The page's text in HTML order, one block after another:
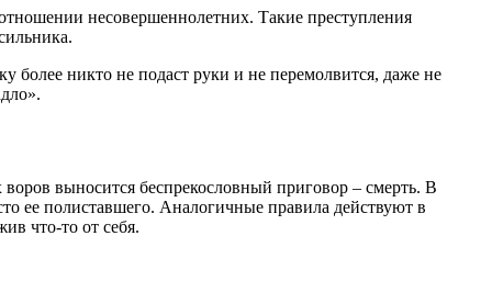
несовершеннолетних. Такие преступления
более никто не подаст руки и не перемолвится, даже не
выносится беспрекословный приговор – смерть. В
ее полиставшего. Аналогичные правила действуют в
что-то от себя.